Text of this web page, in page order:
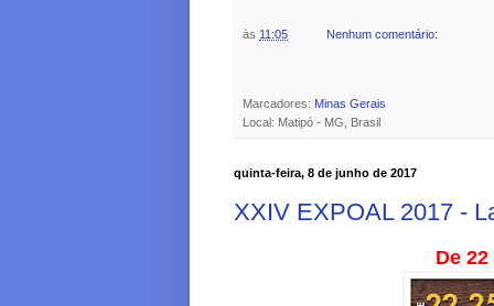
às 11:05 Nenhum comentário:
Marcadores: Minas Gerais
Local: Matipó - MG, Brasil
quinta-feira, 8 de junho de 2017
XXIV EXPOAL 2017 -
De